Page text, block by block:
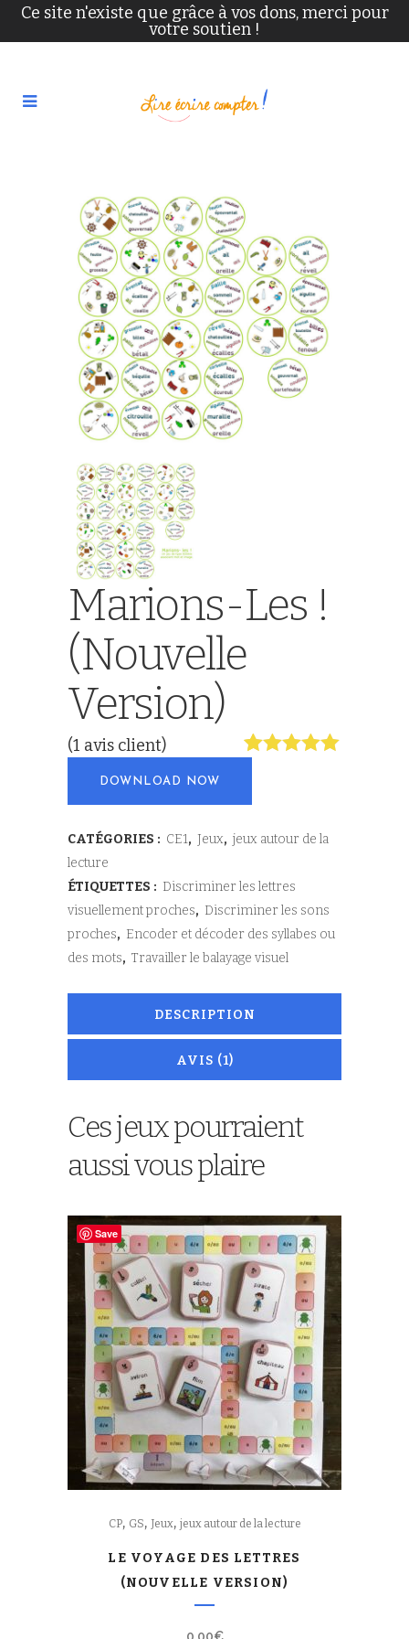
Ce site n'existe que grâce à vos dons, merci pour
votre soutien !
Marions-Les !
(nouvelle
Version)
basé sur
client
(1 avis client)
DOWNLOAD NOW
CATÉGORIES : CE1, Jeux, jeux autour de la
lecture
ÉTIQUETTES : Discriminer les lettres
visuellement proches, Discriminer les sons
proches, Encoder et décoder des syllabes ou
des mots, Travailler le balayage visuel
DESCRIPTION
AVIS (1)
Ces jeux pourraient
aussi vous plaire
CP, GS, Jeux, jeux autour de la lecture
LE VOYAGE DES LETTRES
(NOUVELLE VERSION)
Save